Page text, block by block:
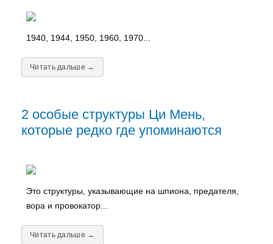
1940, 1944, 1950, 1960, 1970...
Читать дальше →
2 особые структуры Ци Мень,
которые редко где упоминаются
Это структуры, указывающие на шпиона, предателя,
вора и провокатор...
Читать дальше →